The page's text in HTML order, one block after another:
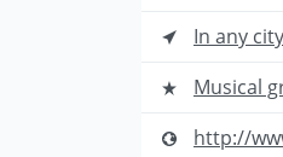
In any city
Musical
http://